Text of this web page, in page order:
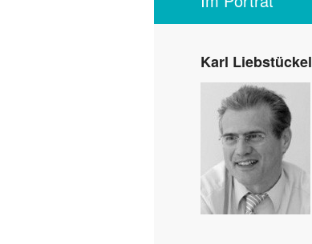
Karl Liebstückel